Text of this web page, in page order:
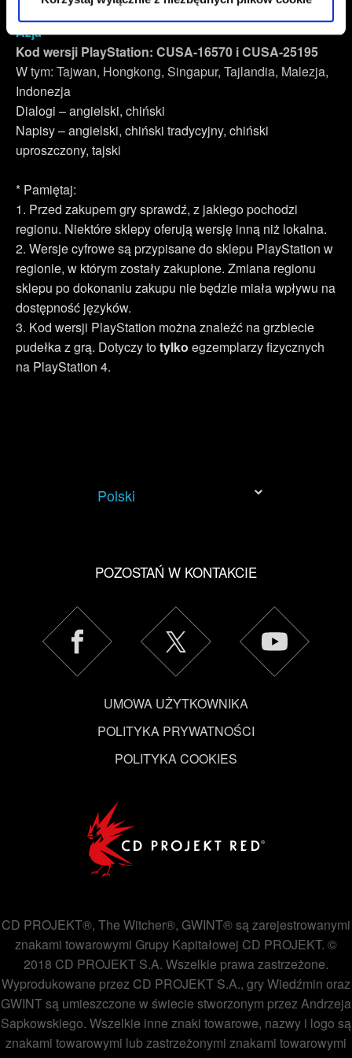
naszej witryny, zgadasz się na używanie plików cookie.
Azja
Kod wersji PlayStation: CUSA-16570 i CUSA-25195
W tym: Tajwan, Hongkong, Singapur, Tajlandia, Malezja,
Indonezja
Dialogi – angielski, chiński
Napisy – angielski, chiński tradycyjny, chiński
uproszczony, tajski
* Pamiętaj:
1. Przed zakupem gry sprawdź, z jakiego pochodzi
regionu. Niektóre sklepy oferują wersję inną niż lokalna.
2. Wersje cyfrowe są przypisane do sklepu PlayStation w
regionie, w którym zostały zakupione. Zmiana regionu
sklepu po dokonaniu zakupu nie będzie miała wpływu na
dostępność języków.
3. Kod wersji PlayStation można znaleźć na grzbiecie
pudełka z grą. Dotyczy totylko egzemplarzy fizycznych
na PlayStation 4.
Polski
POZOSTAŃ W KONTAKCIE
UMOWA UŻYTKOWNIKA
POLITYKA PRYWATNOŚCI
POLITYKA COOKIES
CD PROJEKT®, The Witcher®, GWINT® są zarejestrowanymi
znakami towarowymi Grupy Kapitałowej CD PROJEKT. ©
2018 CD PROJEKT S.A. Wszelkie prawa zastrzeżone.
Wyprodukowane przez CD PROJEKT S.A., gry Wiedźmin oraz
GWINT są umieszczone w świecie stworzonym przez Andrzeja
Sapkowskiego. Wszelkie inne znaki towarowe, nazwy i logo są
znakami towarowymi lub zastrzeżonymi znakami towarowymi